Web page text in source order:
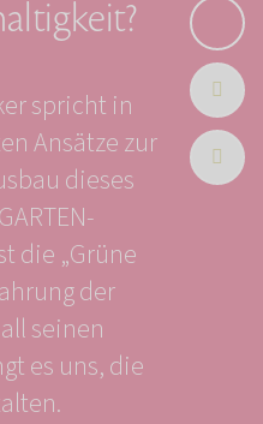
spricht in
Ansätze zur
dieses
die „Grüne
der
seinen
es uns, die